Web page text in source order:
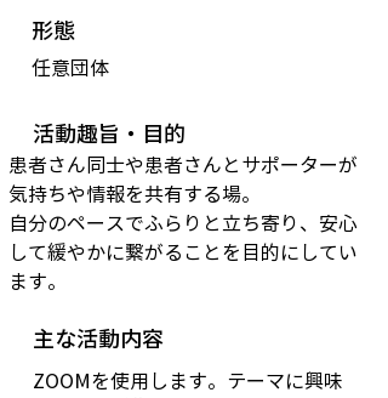
形態
任意団体
活動趣旨・目的
患者さん同士や患者さんとサポーターが
気持ちや情報を共有する場。
自分のペースでふらりと立ち寄り、安心
して緩やかに繋がることを目的にしてい
ます。
主な活動内容
ZOOMを使用します。テーマに興味